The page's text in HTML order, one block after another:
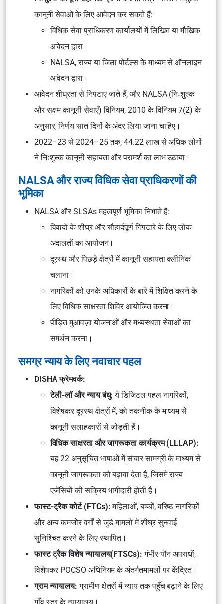
कानूनी सेवाओं के लिए आवेदन कर सकते हैं:
विधिक सेवा प्राधिकरण कार्यालयों में लिखित या मौखिक
आवेदन द्वारा।
NALSA, राज्य या जिला पोर्टल्स के माध्यम से ऑनलाइन
आवेदन द्वारा।
आवेदन शीघ्रता से निपटाए जाते हैं, और NALSA (निःशुल्क
और सक्षम कानूनी सेवाएँ) विनियम, 2010 के विनियम 7(2) के
अनुसार, निर्णय सात दिनों के अंदर लिया जाना चाहिए।
2022–23 से 2024–25 तक, 44.22 लाख से अधिक लोगों
ने निःशुल्क कानूनी सहायता और परामर्श का लाभ उठाया।
NALSA और राज्य विधिक सेवा प्राधिकरणों की
भूमिका
NALSA और SLSAs महत्वपूर्ण भूमिका निभाते हैं:
विवादों के शीघ्र और सौहार्दपूर्ण निपटारे के लिए लोक
अदालतों का आयोजन।
दूरस्थ और पिछड़े क्षेत्रों में कानूनी सहायता क्लीनिक
चलाना।
नागरिकों को उनके अधिकारों के बारे में शिक्षित करने के
लिए विधिक साक्षरता शिविर आयोजित करना।
पीड़ित मुआवज़ा योजनाओं और मध्यस्थता सेवाओं का
समर्थन करना।
समग्र न्याय के लिए नवाचार पहल
DISHA फ्रेमवर्क:
टेली-लॉ और न्याय बंधु: ये डिजिटल पहल नागरिकों,
विशेषकर दूरस्थ क्षेत्रों में, को तकनीक के माध्यम से
कानूनी सलाहकारों से जोड़ती हैं।
विधिक साक्षरता और जागरूकता कार्यक्रम (LLLAP):
यह 22 अनुसूचित भाषाओं में संचार सामग्री के माध्यम से
कानूनी जागरूकता को बढ़ावा देता है, जिसमें राज्य
एजेंसियों की सक्रिय भागीदारी होती है।
फास्ट-ट्रैक कोर्ट (FTCs): महिलाओं, बच्चों, वरिष्ठ नागरिकों
और अन्य कमजोर वर्गों से जुड़े मामलों में शीघ्र सुनवाई
सुनिश्चित करने के लिए स्थापित।
फास्ट ट्रैक विशेष न्यायालय(FTSCs): गंभीर यौन अपराधों,
विशेषकर POCSO अधिनियमके अंतर्गतमामलों पर केंद्रित।
ग्राम न्यायालय: ग्रामीण क्षेत्रों में न्याय तक पहुँच बढ़ाने के लिए
गाँव स्तर के न्यायालय।